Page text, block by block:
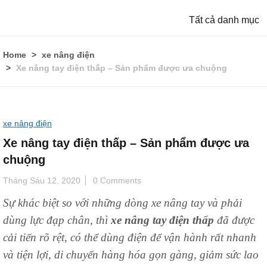
Tất cả danh mục
Home
xe nâng điện
Xe nâng tay điện thấp – Sản phẩm được ưa chuộng
xe nâng điện
Xe nâng tay điện thấp – Sản phẩm được ưa
chuộng
Tháng Sáu 12, 2020 0 Comments
Sự khác biệt so với những dòng xe nâng tay và phải
dùng lực đạp chân, thì xe nâng tay điện thấp đã được
cải tiến rõ rệt, có thể dùng điện để vận hành rất nhanh
và tiện lợi, di chuyển hàng hóa gọn gàng, giảm sức lao